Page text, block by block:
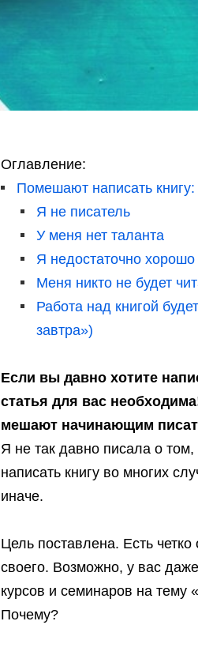
Оглавление:
Помешают написать
Я не писатель
У меня нет таланта
Я недостаточно
Меня никто не будет
Работа над книгой
завтра»)
Если вы давно хотите
статья для вас
мешают начинающим
Я не так давно писала о том,
написать книгу во многих
иначе.
Цель поставлена. Есть
своего. Возможно, у вас
курсов и семинаров на тему
Почему?